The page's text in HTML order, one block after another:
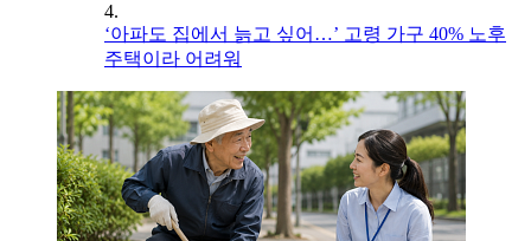
4.
‘아파도 집에서 늙고 싶어…’ 고령 가구 40% 노후
주택이라 어려워